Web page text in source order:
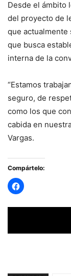
Desde el ámbito
del proyecto de
que actualmente
que busca
interna de la
“Estamos
seguro, de
como los que
cabida en
Vargas.
Compártelo: